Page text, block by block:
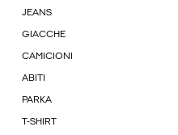
JEANS
GIACCHE
CAMICIONI
ABITI
PARKA
T-SHIRT